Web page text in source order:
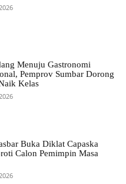
Menuju Gastronomi
Pemprov Sumbar Dorong
Kelas
Buka Diklat Capaska
Calon Pemimpin Masa